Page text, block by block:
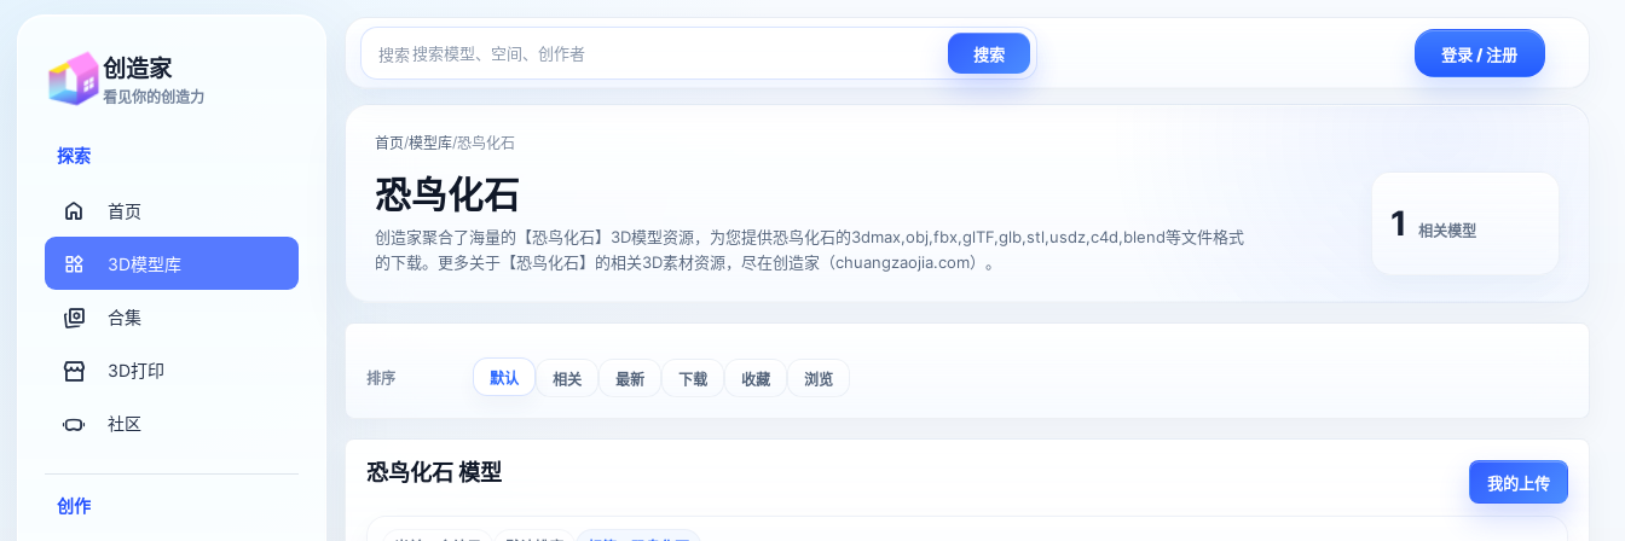
创造家
看见你的创造力
探索
首页
3D模型库
合集
3D打印
社区
创作
搜索 搜索 登录 / 注册
首页/模型库/恐鸟化石
恐鸟化石
创造家聚合了海量的【恐鸟化石】3D模型资源，为您提供恐鸟化石的3dmax,obj,fbx,glTF,glb,stl,usdz,c4d,blend等文件格式
的下载。更多关于【恐鸟化石】的相关3D素材资源，尽在创造家（chuangzaojia.com）。
1 相关模型
排序 默认 相关 最新 下载 收藏 浏览
恐鸟化石 模型 我的上传